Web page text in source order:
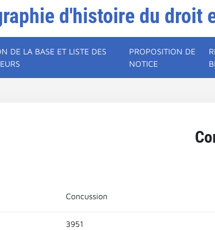
d'histoire du droit
DE LA BASE ET LISTE DES
PROPOSITION DE
NOTICE
Concussion
3951